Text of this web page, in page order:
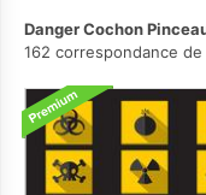
Danger Cochon
162 correspondance